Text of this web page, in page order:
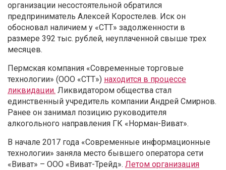
организации несостоятельной обратился
предприниматель Алексей Коростелев. Иск он
обосновал наличием у «СТТ» задолженности в
размере 392 тыс. рублей, неуплаченной свыше трех
месяцев.
Пермская компания «Современные торговые
технологии» (ООО «СТТ») находится в процессе
ликвидации. Ликвидатором общества стал
единственный учредитель компании Андрей Смирнов.
Ранее он занимал позицию руководителя
алкогольного направления ГК «Норман-Виват».
В начале 2017 года «Современные информационные
технологии» заняла место бывшего оператора сети
«Виват» – ООО «Виват-Трейд». Летом организация